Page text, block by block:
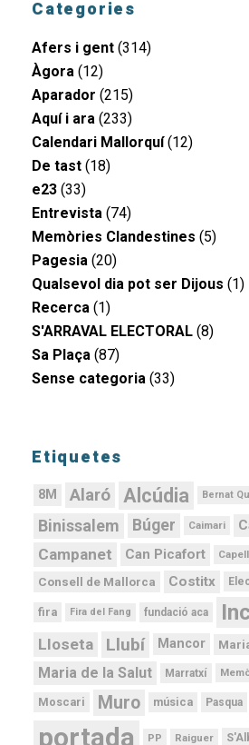
Categories
Afers i gent (314)
Àgora (12)
Aparador (215)
Aquí i ara (233)
Calendari Mallorquí(12)
De tast (18)
e23 (33)
Entrevista (74)
Memòries Clandestines (5)
Pagesia (20)
Qualsevol dia pot ser Dijous (1)
Recerca (1)
S'ARRAVAL ELECTORAL (8)
Sa Plaça (87)
Sense categoria (33)
Etiquetes
8M Alaró Alcúdia Bernat
Binissalem Búger Caimari
Campanet Can Picafort
Consell de Mallorca Costitx
fira Fira del Fang fundació aca
Lloseta Llubí Mancor
Maria de la Salut Marratxí
Moscari Muro música Pasqua
portada PP Raiguer